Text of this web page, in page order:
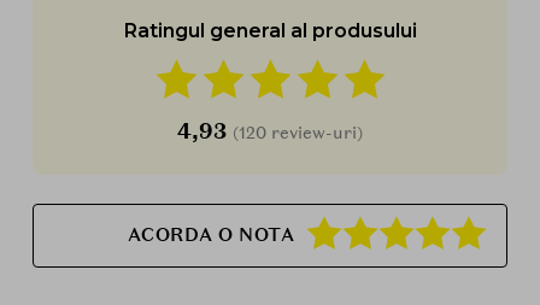
Ratingul general al produsului
4,93 (120 review-uri)
ACORDA O NOTA